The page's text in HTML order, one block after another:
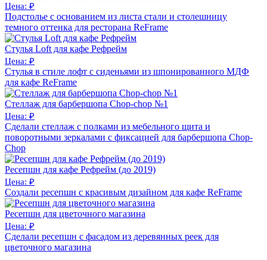
Цена: ₽
Подстолье с основанием из листа стали и столешницу
темного оттенка для ресторана ReFrame
Стулья Loft для кафе Рефрейм
Цена: ₽
Cтулья в стиле лофт с сиденьями из шпонированного МДФ
для кафе ReFrame
Стеллаж для барбершопа Chop-chop №1
Цена: ₽
Сделали стеллаж с полками из мебельного щита и
поворотными зеркалами с фиксацией для барбершопа Chop-
Chop
Ресепшн для кафе Рефрейм (до 2019)
Цена: ₽
Создали ресепшн с красивым дизайном для кафе ReFrame
Ресепшн для цветочного магазина
Цена: ₽
Сделали ресепшн с фасадом из деревянных реек для
цветочного магазина